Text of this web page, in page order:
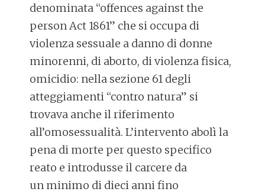
denominata “offences against the
person Act 1861” che si occupa di
violenza sessuale a danno di donne
minorenni, di aborto, di violenza fisica,
omicidio: nella sezione 61 degli
atteggiamenti “contro natura” si
trovava anche il riferimento
all’omosessualità. L’intervento abolì la
pena di morte per questo specifico
reato e introdusse il carcere da
un minimo di dieci anni fino